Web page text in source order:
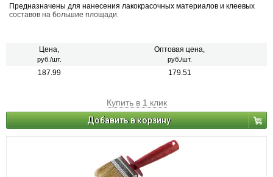
Предназначены для нанесения лакокрасочных материалов и клеевых
составов на большие площади.
Цена,
руб./шт.
Оптовая цена,
руб./шт.
187.99 179.51
Купить в 1 клик
Добавить в корзину